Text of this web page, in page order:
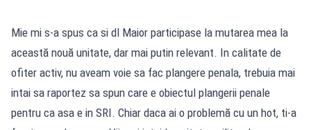
Mie mi s-a spus ca si dl Maior participase la mutarea mea la
această nouă unitate, dar mai putin relevant. In calitate de
ofiter activ, nu aveam voie sa fac plangere penala, trebuia mai
intai sa raportez sa spun care e obiectul plangerii penale
pentru ca asa e in SRI. Chiar daca ai o problemă cu un hot, ti-a